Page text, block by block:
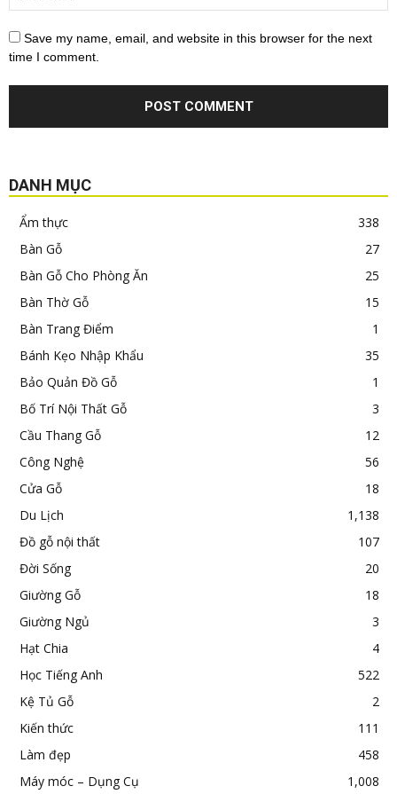
Save my name, email, and website in this browser for the next
time I comment.
DANH MỤC
Ẩm thực
338
Bàn Gỗ
27
Bàn Gỗ Cho Phòng Ăn
25
Bàn Thờ Gỗ
15
Bàn Trang Điểm
1
Bánh Kẹo Nhập Khẩu
35
Bảo Quản Đồ Gỗ
1
Bố Trí Nội Thất Gỗ
3
Cầu Thang Gỗ
12
Công Nghệ
56
Cửa Gỗ
18
Du Lịch
1,138
Đồ gỗ nội thất
107
Đời Sống
20
Giường Gỗ
18
Giường Ngủ
3
Hạt Chia
4
Học Tiếng Anh
522
Kệ Tủ Gỗ
2
Kiến thức
111
Làm đẹp
458
Máy móc – Dụng Cụ
1,008